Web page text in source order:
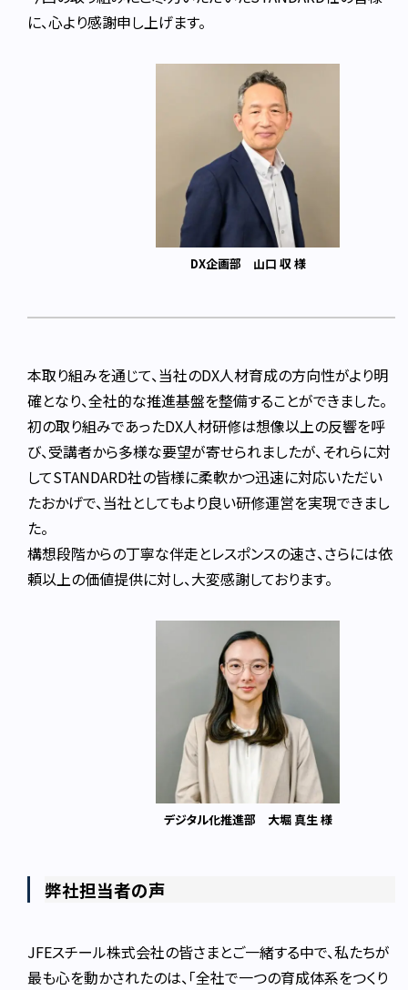
に、心より感謝申し上げます。
DX企画部 山口 収 様
本取り組みを通じて、当社のDX人材育成の方向性がより明
確となり、全社的な推進基盤を整備することができました。
初の取り組みであったDX人材研修は想像以上の反響を呼
び、受講者から多様な要望が寄せられましたが、それらに対
してSTANDARD社の皆様に柔軟かつ迅速に対応いただい
たおかげで、当社としてもより良い研修運営を実現できまし
た。
構想段階からの丁寧な伴走とレスポンスの速さ、さらには依
頼以上の価値提供に対し、大変感謝しております。
デジタル化推進部 大堀 真生 様
弊社担当者の声
JFEスチール株式会社の皆さまとご一緒する中で、私たちが
最も心を動かされたのは、「全社で一つの育成体系をつくり